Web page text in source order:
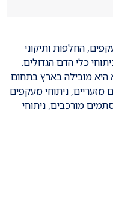
החלפות ותיקוני
כלי הדם הגדולים.
מובילה בארץ בתחום
מזעריים, ניתוחי מעקפים
מורכבים, ניתוחי